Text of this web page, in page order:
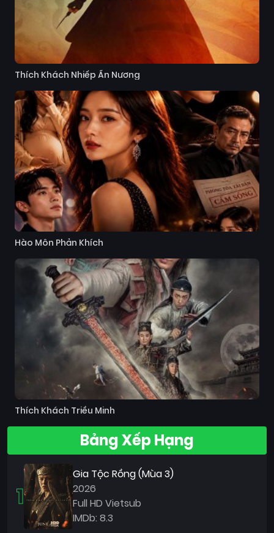
Thích Khách Nhiếp Ẩn Nương
Hào Môn Phản Khích
Thích Khách Triều Minh
Bảng Xếp Hạng
1
Gia Tộc Rồng (Mùa 3)
2026
Full HD Vietsub
IMDb: 8.3